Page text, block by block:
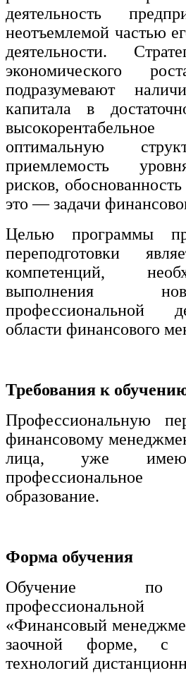
Изобразительное и
искусств
Средства массовой
информативно-
Управление в технических
Ветеринария и зоотехника
Подготовка к
аккредитации
Основные Услуги
Дополнительные
деятельность
неотъемлемой частью
деятельности.
экономического
подразумевают
капитала в
высокорентабельное
оптимальную
приемлемость
рисков,
это — задачи
Целью программы
переподготовки
компетенций,
выполнения
профессиональной
области финансового
Требования к
Профессиональную
финансовому
лица, уже
образование.
Форма обучения
Обучение по
профессиональной
«Финансовый
заочной форме, с
технологий